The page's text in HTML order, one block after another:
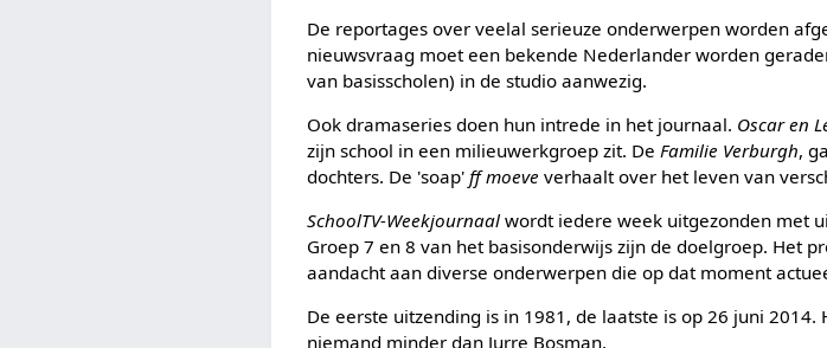
De reportages over veelal serieuze onderwerpen worden
nieuwsvraag moet een bekende Nederlander worden
van basisscholen) in de studio aanwezig.
Ook dramaseries doen hun intrede in het journaal. Oscar en
zijn school in een milieuwerkgroep zit. De Familie Verburgh,
dochters. De 'soap' ff moeve verhaalt over het leven van
SchoolTV-Weekjournaal wordt iedere week uitgezonden met
Groep 7 en 8 van het basisonderwijs zijn de doelgroep. Het
aandacht aan diverse onderwerpen die op dat moment
De eerste uitzending is in 1981, de laatste is op 26 juni
niemand minder dan Jurre Bosman.